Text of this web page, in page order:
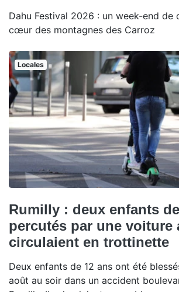
Dahu Festival 2026 : un week-end de
cœur des montagnes des Carroz
Locales
Rumilly : deux enfants
percutés par une voiture
circulaient en trottinette
Deux enfants de 12 ans ont été
août au soir dans un accident